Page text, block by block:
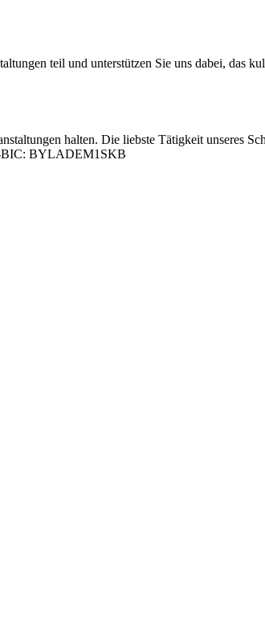
teil und un­ter­stüt­zen Sie uns da­bei,
hal­ten. Die liebs­te Tä­tig­keit un­se­res
BIC: BYLADEM1SKB